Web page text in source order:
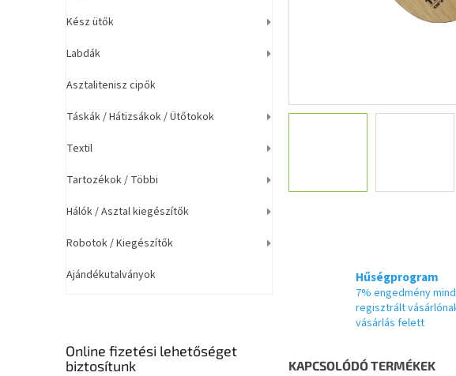
e
Kész ütők
Labdák
Asztalitenisz cipők
Táskák / Hátizsákok / Ütőtokok
Textil
Tartozékok / Többi
Hálók / Asztal kiegészítők
Robotok / Kiegészítők
Ajándékutalványok
Online fizetési lehetőséget
biztosítunk
Hűségprogram
7% engedmény
regisztrált
vásárlás felett
KAPCSOLÓDÓ TERMÉKEK